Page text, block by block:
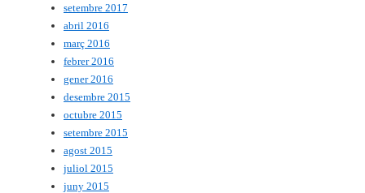
setembre 2017
abril 2016
març 2016
febrer 2016
gener 2016
desembre 2015
octubre 2015
setembre 2015
agost 2015
juliol 2015
juny 2015